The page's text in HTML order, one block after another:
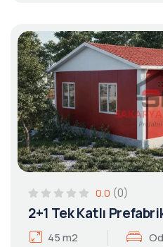
0.0 (0)
2+1 Tek Katlı
45 m2